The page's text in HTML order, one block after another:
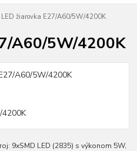
LED žiarovka E27/A60/5W/4200K
A60/5W/4200K
9xSMD LED (2835) s výkonom 5W,